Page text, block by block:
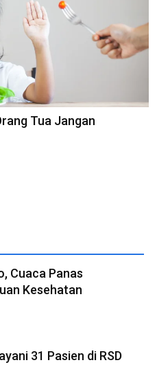
Tua Jangan
Cuaca Panas
Kesehatan
31 Pasien di RSD